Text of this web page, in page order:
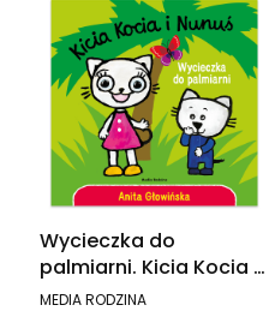
Wycieczka do
palmiarni. Kicia Kocia i
Nunuś
PRODUCENT
MEDIA RODZINA